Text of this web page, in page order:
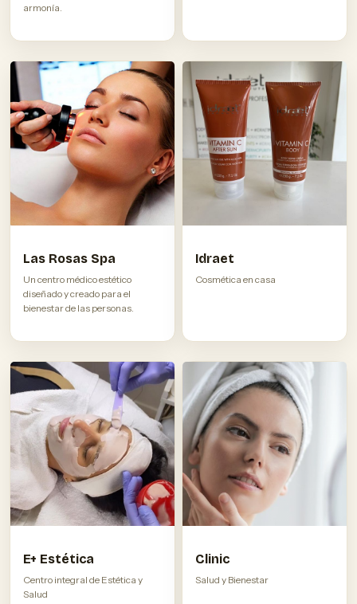
armonía.
Las Rosas Spa
Un centro médico estético
diseñado y creado para el
bienestar de las personas.
Idraet
Cosmética en casa
E+ Estética
Centro integral de Estética y
Salud
Clinic
Salud y Bienestar